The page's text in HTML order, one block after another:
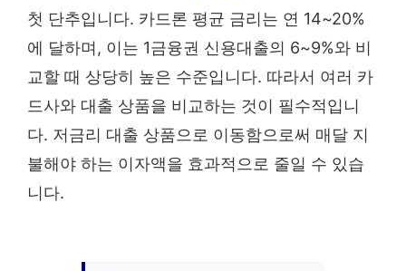
첫 단추입니다. 카드론 평균 금리는 연 14~20%
에 달하며, 이는 1금융권 신용대출의 6~9%와 비
교할 때 상당히 높은 수준입니다. 따라서 여러 카
드사와 대출 상품을 비교하는 것이 필수적입니
다. 저금리 대출 상품으로 이동함으로써 매달 지
불해야 하는 이자액을 효과적으로 줄일 수 있습
니다.